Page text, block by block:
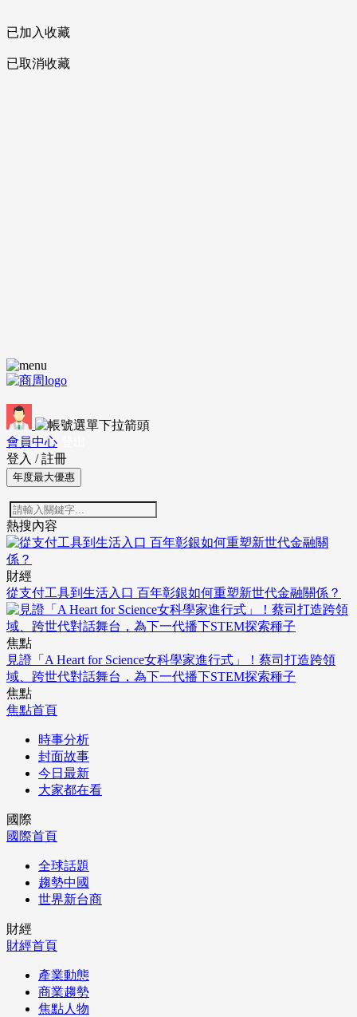
已加入收藏
已取消收藏
會員中心
登入 / 註冊
年度最大優惠
熱搜內容
財經
從支付工具到生活入口 百年彰銀如何重塑新世代金融關係？
焦點
見證「A Heart for Science女科學家進行式」！蔡司打造跨領
域、跨世代對話舞台，為下一代播下STEM探索種子
焦點
焦點首頁
時事分析
封面故事
今日最新
大家都在看
國際
國際首頁
全球話題
趨勢中國
世界新台商
財經
財經首頁
產業動態
商業趨勢
焦點人物